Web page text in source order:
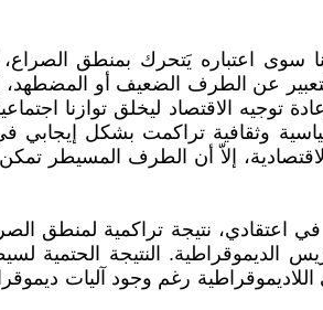
سوى اعتباره يَتحرك بمنطق
عن الطرف الضعيف أو
توجيه الاقتصاد ليخلق توازنا
وثقافية تراكمت بشكل إيجابي
إلاّ أن الطرف المسيطر
في اعتقادي، نتيجة تراكمية لمنطق
النتيجة الحتمية
رغم وجود آليات